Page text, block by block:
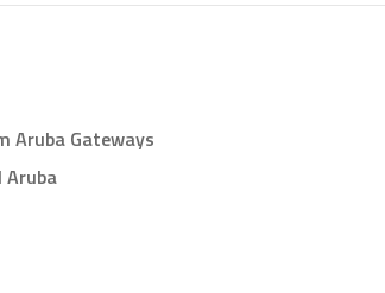
Aruba Gateways
Aruba